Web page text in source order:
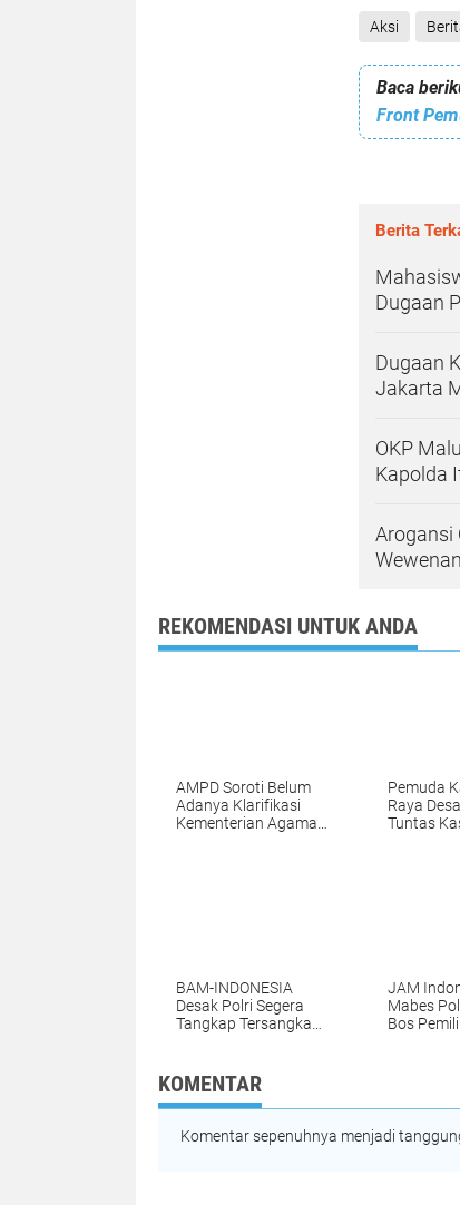
Aksi
Baca
Berita
Dugaan
Dugaan
Jakarta
OKP
Kapolda
Arogansi
REKOMENDASI UNTUK ANDA
AMPD Soroti Belum
Adanya Klarifikasi
Kementerian Agama
Pemuda
Raya
Tuntas
BAM-INDONESIA
Desak Polri Segera
Tangkap Tersangka
JAM
Mabes
Bos
KOMENTAR
Komentar sepenuhnya menjadi